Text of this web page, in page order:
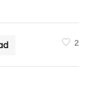
2